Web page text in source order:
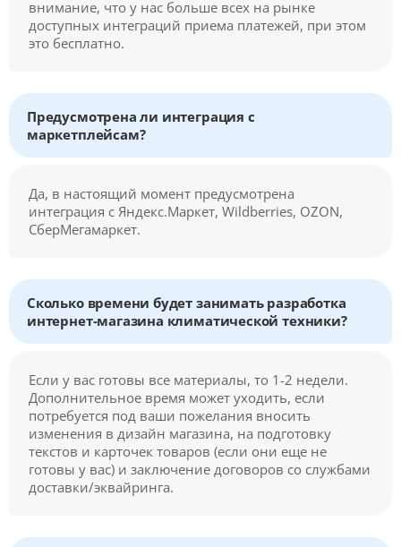
внимание, что у нас больше всех на рынке
доступных интеграций приема платежей, при этом
это бесплатно.
Предусмотрена ли интеграция с
маркетплейсам?
Да, в настоящий момент предусмотрена
интеграция с Яндекс.Маркет, Wildberries, OZON,
СберМегамаркет.
Сколько времени будет занимать разработка
интернет-магазина климатической техники?
Если у вас готовы все материалы, то 1-2 недели.
Дополнительное время может уходить, если
потребуется под ваши пожелания вносить
изменения в дизайн магазина, на подготовку
текстов и карточек товаров (если они еще не
готовы у вас) и заключение договоров со службами
доставки/эквайринга.